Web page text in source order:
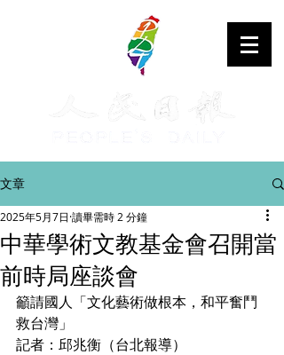
文章
中華學術文教基金會召開當
前時局座談會
2025年5月7日 讀畢需時 2 分鐘
籲請國人「文化藝術做根本，和平奮鬥
救台灣」
記者：邱兆衡（台北報導）